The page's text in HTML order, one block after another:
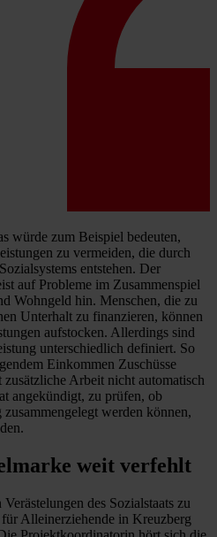
würde zum Beispiel bedeuten,
zu vermeiden, die durch
entstehen. Der
auf Probleme im Zusammenspiel
Wohngeld hin. Menschen, die zu
Unterhalt zu finanzieren, können
aufstocken. Allerdings sind
unterschiedlich definiert. So
Einkommen Zuschüsse
Arbeit nicht automatisch
angekündigt, zu prüfen, ob
werden können,
weit verfehlt
des Sozialstaats zu
Alleinerziehende in Kreuzberg